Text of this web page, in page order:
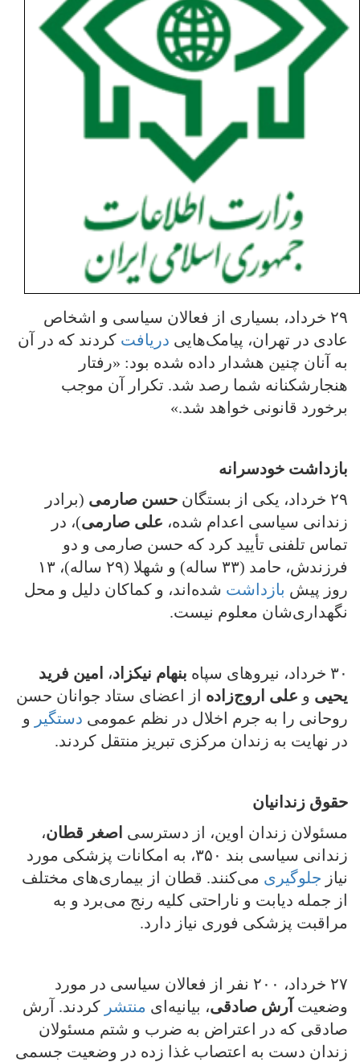
۲۹ خرداد، بسیاری از فعالان سیاسی و اشخاص
عادی در تهران، پیامک‌هایی دریافت کردند که در آن
به آنان چنین هشدار داده شده بود: «رفتار
هنجارشکنانه شما رصد شد. تکرار آن موجب
برخورد قانونی خواهد شد.»
بازداشت خودسرانه
۲۹ خرداد، یکی از بستگان
حسن صارمی (برادر
زندانی سیاسی اعدام شده، علی صارمی)، در
تماس تلفنی تأیید کرد که حسن صارمی و دو
فرزندش، حامد (۳۳ ساله) و شهلا (۲۹ ساله)، ۱۳
روز پیش بازداشت شده‌اند، و کماکان دلیل و محل
نگهداری‌شان معلوم نیست.
۳۰ خرداد، نیروهای سپاه بنهام نیکزاد،
امین فرید
یحیی و علی اروج‌زاده از اعضای ستاد جوانان حسن
روحانی را به جرم اخلال در نظم عمومی دستگیر و
در نهایت به زندان مرکزی تبریز منتقل کردند.
حقوق زندانیان
مسئولان زندان اوین، از دسترسی اصغر قطان،
زندانی سیاسی بند ۳۵۰، به امکانات پزشکی مورد
نیاز جلوگیری می‌کنند. قطان از بیماری‌های مختلف
از جمله دیابت و ناراحتی کلیه رنج می‌برد و به
مراقبت پزشکی فوری نیاز دارد.
۲۷ خرداد، ۲۰۰ نفر از فعالان سیاسی در مورد
وضعیت آرش صادقی، بیانیه‌ای منتشر کردند. آرش
صادقی که در اعتراض به ضرب و شتم مسئولان
زندان دست به اعتصاب غذا زده در وضعیت جسمی